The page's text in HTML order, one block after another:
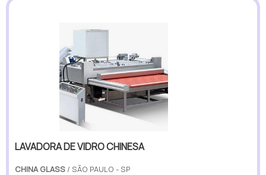
LAVADORA DE VIDRO CHINESA
CHINA GLASS / SÃO PAULO - SP